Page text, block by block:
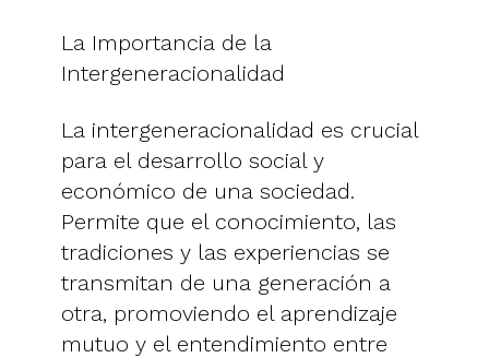
La Importancia de la
Intergeneracionalidad
La intergeneracionalidad es crucial
para el desarrollo social y
económico de una sociedad.
Permite que el conocimiento, las
tradiciones y las experiencias se
transmitan de una generación a
otra, promoviendo el aprendizaje
mutuo y el entendimiento entre